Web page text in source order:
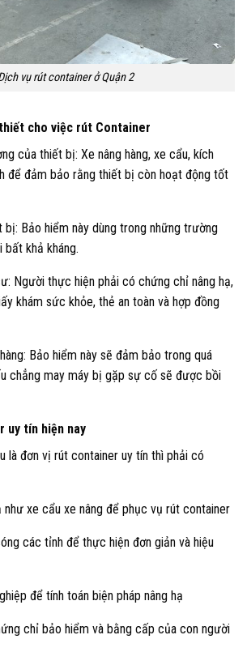
vụ rút container ở Quận 2
cho việc rút Container
của thiết bị: Xe nâng hàng, xe cẩu, kích
để đảm bảo rằng thiết bị còn hoạt động tốt
Bảo hiểm này dùng trong những trường
bất khả kháng.
Người thực hiện phải có chứng chỉ nâng hạ,
khám sức khỏe, thẻ an toàn và hợp đồng
Bảo hiểm này sẽ đảm bảo trong quá
chẳng may máy bị gặp sự cố sẽ được bồi
uy tín hiện nay
là đơn vị rút container uy tín thì phải có
như xe cẩu xe nâng để phục vụ rút container
các tỉnh để thực hiện đơn giản và hiệu
để tính toán biện pháp nâng hạ
chỉ bảo hiểm và bằng cấp của con người